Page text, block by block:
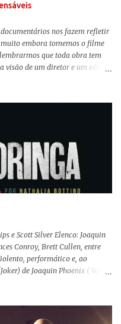
nos fazem refletir
muito embora tomemos o filme
que toda obra tem
visão de um diretor e um editor
assina e qual a função social
documentaristas, muitos
na variedade de estilos e
5 produções tupiniquins do
▼ Cabra Marcado para Morrer
ao golpe militar, Eduardo
as filmagens do
camponês Joã...
e Scott Silver Elenco: Joaquin
Conroy, Brett Cullen, entre
performático e, ao
de Joaquin Phoenix ( Você
é um filme de herói. E muito
Beber, Não Case!) segue uma